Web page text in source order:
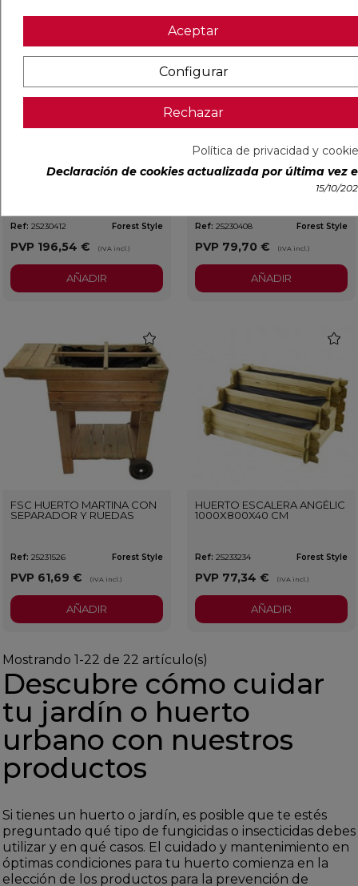
FSC JARDINERA BAROQUE
Ref: 25230412 Forest Style
PVP 196,54 € (IVA incl.)
AÑADIR
FSC JARDINERA BAROQUE
RECTANGULAR 70X30 CM
Ref: 25230408 Forest Style
PVP 79,70 € (IVA incl.)
AÑADIR
FSC HUERTO MARTINA CON
SEPARADOR Y RUEDAS
Ref: 25231526 Forest Style
PVP 61,69 € (IVA incl.)
AÑADIR
HUERTO ESCALERA ANGÉLIC
1000X800X40 CM
Ref: 25233234 Forest Style
PVP 77,34 € (IVA incl.)
AÑADIR
Mostrando 1-22 de 22 artículo(s)
Descubre cómo cuidar
tu jardín o huerto
urbano con nuestros
productos
Si tienes un huerto o jardín, es posible que te estés
preguntado qué tipo de fungicidas o insecticidas debes
utilizar y en qué casos. El cuidado y mantenimiento en
óptimas condiciones para tu huerto comienza en la
elección de los productos para la prevención de
Aceptar
Configurar
Rechazar
Política de privacidad y
Declaración de cookies actualizada por última vez
15/10/